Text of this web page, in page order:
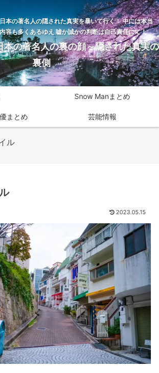
本の著名人の隠された真実を暴いて行く！ 中には本当
容も多くあるゆえ 嘘か誠かの判断は自己責任にて！
本の著名人の裏の顔～隠された真実の
裏側
Snow Manまとめ
まとめ 芸能情報
ル
2023.05.15